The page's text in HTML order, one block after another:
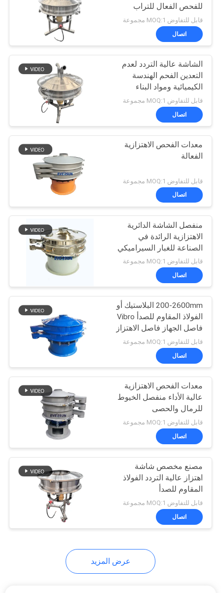
آلة خلاط الشريط
93
آلة النخل المسحوق
43
آلة طاحن طاحونة
55
شاشة تهتز بالموجات
فوق الصوتية
60
آلة مصفاة الاهتزاز
102
للفحص الفعال للتراب
والترشيح
قابل للتفاوض MOQ:1 مجموعة
اتصال
الشاشة عالية التردد لعدم
التعدين الفحم الهندسة
الكيميائية ومواد البناء
قابل للتفاوض MOQ:1 مجموعة
اتصال
معدات الفحص الاهتزازية
الفعالة
قابل للتفاوض MOQ:1 مجموعة
اتصال
منفصل الشاشة الدائرية
الاهتزازية الرائدة في
الصناعة للغبار السيراميكي
الجبس
قابل للتفاوض MOQ:1 مجموعة
اتصال
200-2600mm البلاستيك أو
الفولاذ المقاوم للصدأ Vibro
فاصل الجهاز فاصل الاهتزاز
قابل للتفاوض MOQ:1 مجموعة
اتصال
معدات الفحص الاهتزازية
عالية الأداء منفصل الخيوط
للرمال والحصى
قابل للتفاوض MOQ:1 مجموعة
اتصال
مصنع مخصص شاشة
اهتزاز عالية التردد الفولاذ
المقاوم للصدأ
قابل للتفاوض MOQ:1 مجموعة
اتصال
عرض المزيد